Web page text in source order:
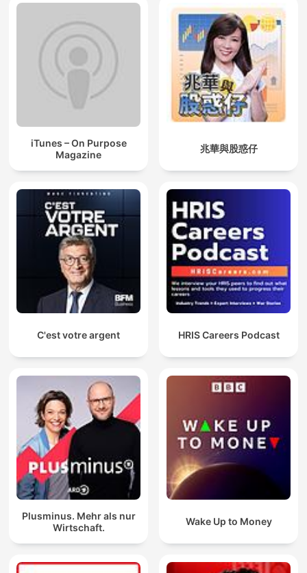
iTunes – On Purpose
Magazine
兆華與股惑仔
C'est votre argent HRIS Careers Podcast
Plusminus. Mehr als nur
Wirtschaft.
Wake Up to Money